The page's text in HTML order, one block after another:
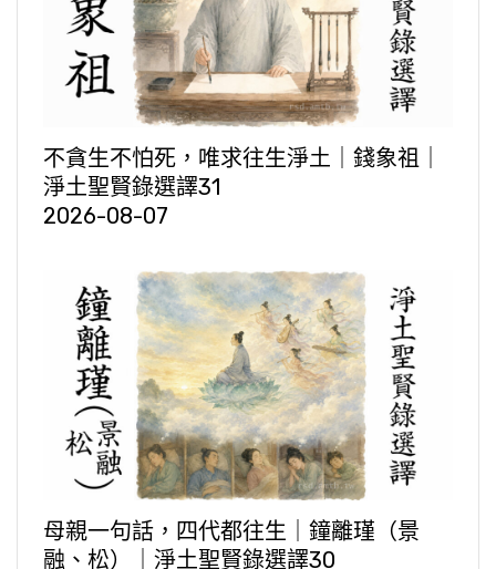
不貪生不怕死，唯求往生淨土｜錢象祖｜
淨土聖賢錄選譯31
2026-08-07
母親一句話，四代都往生｜鐘離瑾（景
融、松）｜淨土聖賢錄選譯30